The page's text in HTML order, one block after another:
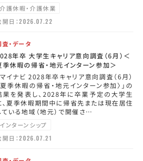
介護休暇・介護休業
開日：2026.07.22
査・データ
年卒 大学生キャリア意向調査（6月）＜
季休暇の帰省・地元インターン参加＞
マイナビ 2028年卒キャリア意向調査（6月）
夏季休暇の帰省・地元インターン参加〉」の
果を発表し、2028年に卒業予定の大学生
、夏季休暇期間中に帰省先または現在居住
ている地域（地元）で開催さ…
インターンシップ
開日：2026.07.21